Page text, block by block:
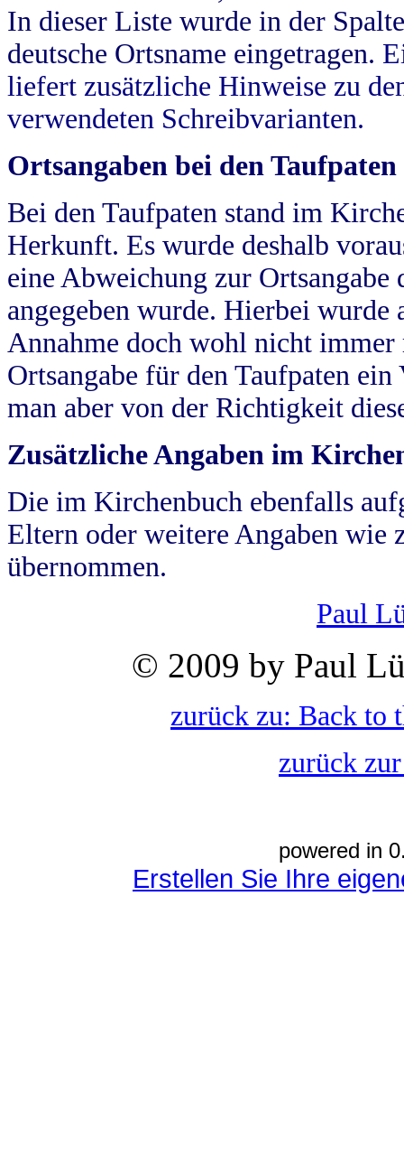
In dieser Liste wurde in der
deutsche Ortsname eingetragen.
liefert zusätzliche Hinweise zu
verwendeten Schreibvarianten.
Ortsangaben bei den Taufpaten
Bei den Taufpaten stand im
Herkunft. Es wurde deshalb
eine Abweichung zur
angegeben wurde. Hierbei wurde
Annahme doch wohl nicht
Ortsangabe für den Taufpaten
man aber von der Richtigkeit
Zusätzliche Angaben im
Die im Kirchenbuch ebenfalls
Eltern oder weitere Angaben wie
übernommen.
Paul
© 2009 by Paul
zurück zu: Back to
zurück
powered in
Erstellen Sie Ihre